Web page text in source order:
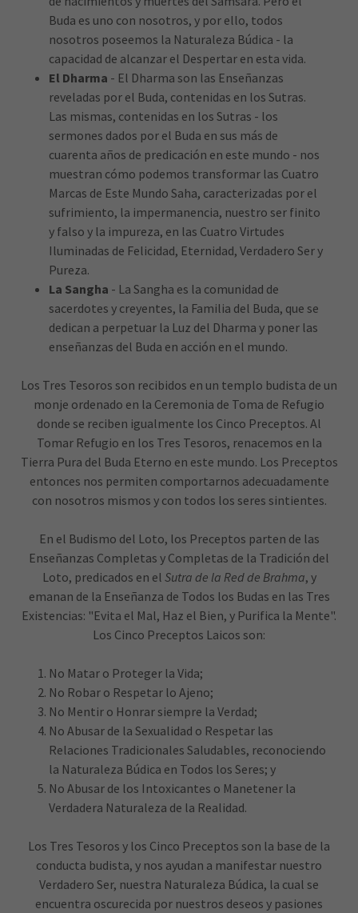
Buda es uno con nosotros, y por ello, todos
nosotros poseemos la Naturaleza Búdica - la
capacidad de alcanzar el Despertar en esta vida.
El Dharma - El Dharma son las Enseñanzas
reveladas por el Buda, contenidas en los Sutras.
Las mismas, contenidas en los Sutras - los
sermones dados por el Buda en sus más de
cuarenta años de predicación en este mundo - nos
muestran cómo podemos transformar las Cuatro
Marcas de Este Mundo Saha, caracterizadas por el
sufrimiento, la impermanencia, nuestro ser finito
y falso y la impureza, en las Cuatro Virtudes
Iluminadas de Felicidad, Eternidad, Verdadero Ser y
Pureza.
La Sangha - La Sangha es la comunidad de
sacerdotes y creyentes, la Familia del Buda, que se
dedican a perpetuar la Luz del Dharma y poner las
enseñanzas del Buda en acción en el mundo.
Los Tres Tesoros son recibidos en un templo budista de un
monje ordenado en la Ceremonia de Toma de Refugio
donde se reciben igualmente los Cinco Preceptos. Al
Tomar Refugio en los Tres Tesoros, renacemos en la
Tierra Pura del Buda Eterno en este mundo. Los Preceptos
entonces nos permiten comportarnos adecuadamente
con nosotros mismos y con todos los seres sintientes.
En el Budismo del Loto, los Preceptos parten de las
Enseñanzas Completas y Completas de la Tradición del
Loto, predicados en el Sutra de la Red de Brahma, y
emanan de la Enseñanza de Todos los Budas en las Tres
Existencias: "Evita el Mal, Haz el Bien, y Purifica la Mente".
Los Cinco Preceptos Laicos son:
No Matar o Proteger la Vida;
No Robar o Respetar lo Ajeno;
No Mentir o Honrar siempre la Verdad;
No Abusar de la Sexualidad o Respetar las
Relaciones Tradicionales Saludables, reconociendo
la Naturaleza Búdica en Todos los Seres; y
No Abusar de los Intoxicantes o Manetener la
Verdadera Naturaleza de la Realidad.
Los Tres Tesoros y los Cinco Preceptos son la base de la
conducta budista, y nos ayudan a manifestar nuestro
Verdadero Ser, nuestra Naturaleza Búdica, la cual se
encuentra oscurecida por nuestros deseos y pasiones